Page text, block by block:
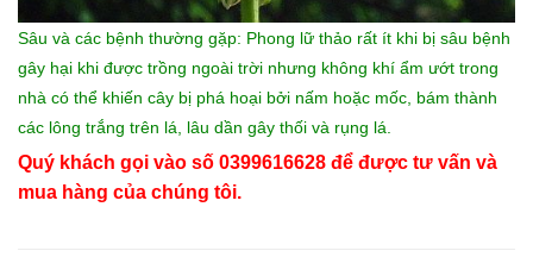
Sâu và các bệnh thường gặp: Phong lữ thảo rất ít khi bị sâu bệnh
gây hại khi được trồng ngoài trời nhưng không khí ẩm ướt trong
nhà có thể khiến cây bị phá hoại bởi nấm hoặc mốc, bám thành
các lông trắng trên lá, lâu dần gây thối và rụng lá.
Quý khách gọi vào số 0399616628 để được tư vấn và
mua hàng của chúng tôi.